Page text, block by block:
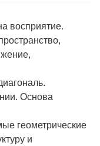
восприятие.
Основа
геометрические
и